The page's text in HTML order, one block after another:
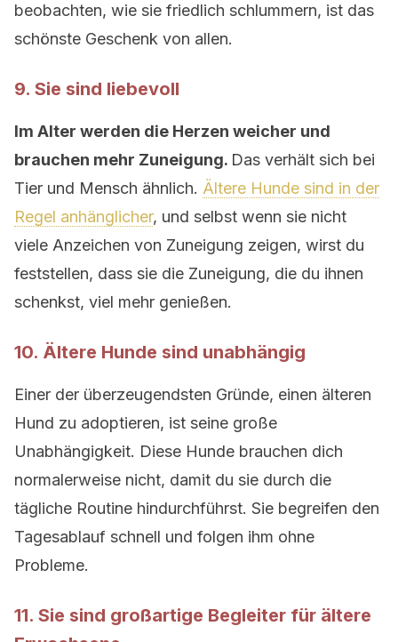
beobachten, wie sie friedlich schlummern, ist das
schönste Geschenk von allen.
9. Sie sind liebevoll
Im Alter werden die Herzen weicher und
brauchen mehr Zuneigung. Das verhält sich bei
Tier und Mensch ähnlich. Ältere Hunde sind in der
Regel anhänglicher, und selbst wenn sie nicht
viele Anzeichen von Zuneigung zeigen, wirst du
feststellen, dass sie die Zuneigung, die du ihnen
schenkst, viel mehr genießen.
10. Ältere Hunde sind unabhängig
Einer der überzeugendsten Gründe, einen älteren
Hund zu adoptieren, ist seine große
Unabhängigkeit. Diese Hunde brauchen dich
normalerweise nicht, damit du sie durch die
tägliche Routine hindurchführst. Sie begreifen den
Tagesablauf schnell und folgen ihm ohne
Probleme.
11. Sie sind großartige Begleiter für ältere